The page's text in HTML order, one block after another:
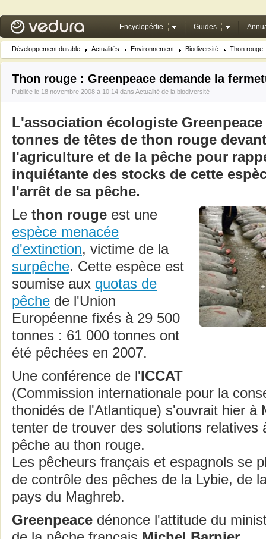
Encyclopédie Guides
Développement durable Actualités Environnement Biodiversité Thon rouge
Thon rouge : Greenpeace demande la
Publiée le 18 novembre 2008 à 10:14 dans Actualité de la biodiversité
L'association écologiste Greenpeace
tonnes de têtes de thon rouge
l'agriculture et de la pêche pour
inquiétante des stocks de cette
l'arrêt de sa pêche.
Le thon rouge est une
espèce menacée
d'extinction, victime de la
surpêche. Cette espèce est
soumise aux quotas de
pêche de l'Union
Européenne fixés à 29 500
tonnes : 61 000 tonnes ont
été pêchées en 2007.
Une conférence de l'ICCAT
(Commission internationale pour la
thonidés de l'Atlantique) s'ouvrait hier à
tenter de trouver des solutions relatives
pêche au thon rouge.
Les pêcheurs français et espagnols se
de contrôle des pêches de la Lybie, de
pays du Maghreb.
Greenpeace dénonce l'attitude du